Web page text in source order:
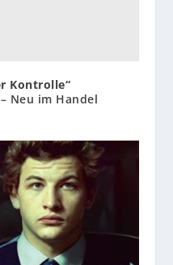
Kontrolle“
Neu im Handel